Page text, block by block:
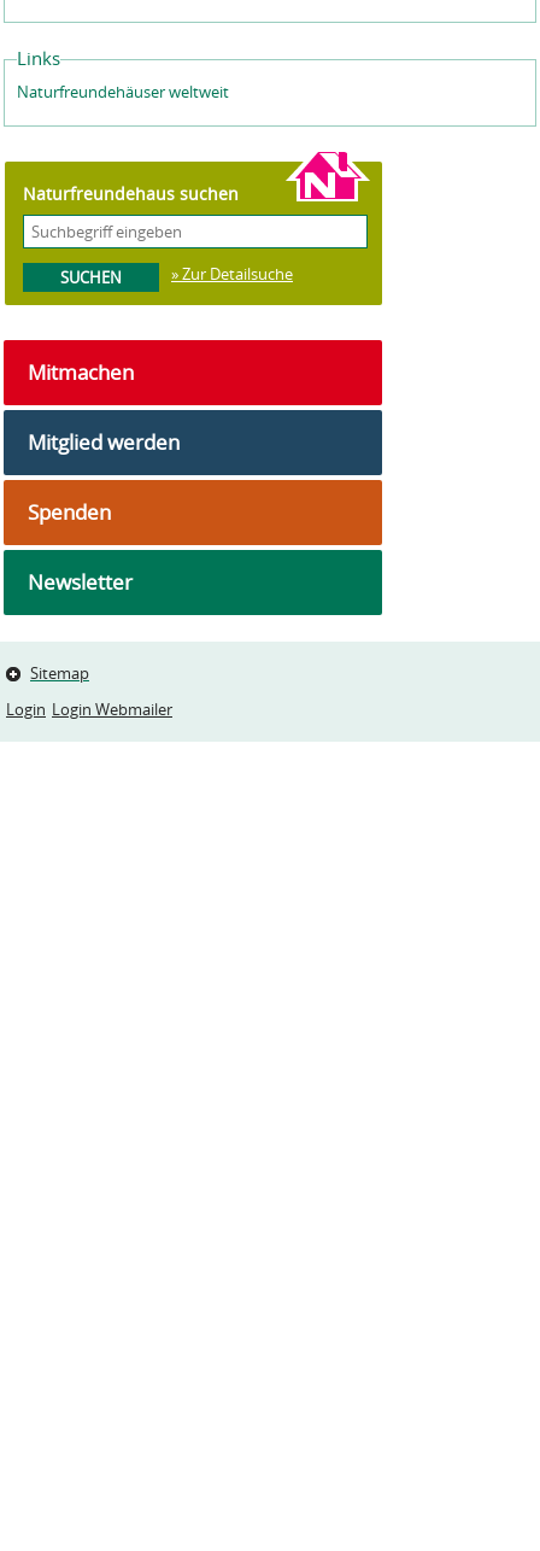
Links
Naturfreundehäuser weltweit
Naturfreundehaus suchen
» Zur Detailsuche
Mitmachen
Mitglied werden
Spenden
Newsletter
Sitemap
Login Login Webmailer